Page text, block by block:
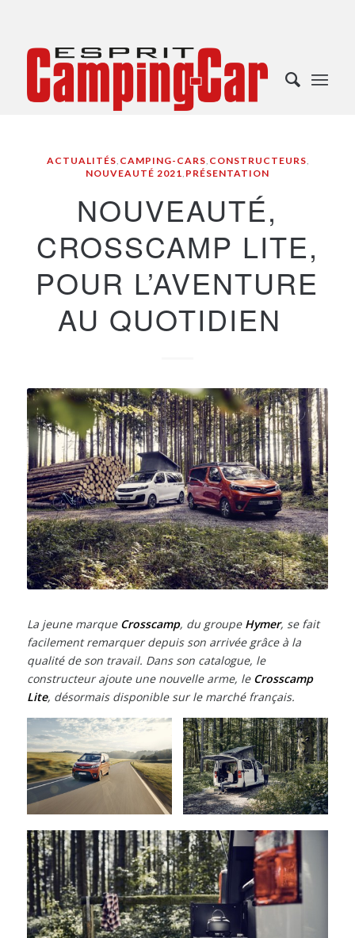
ACTUALITÉS, CAMPING-CARS, CONSTRUCTEURS,
NOUVEAUTÉ 2021, PRÉSENTATION
NOUVEAUTÉ,
CROSSCAMP LITE,
POUR L’AVENTURE
AU QUOTIDIEN
La jeune marque Crosscamp, du groupe Hymer, se fait
facilement remarquer depuis son arrivée grâce à la
qualité de son travail. Dans son catalogue, le
constructeur ajoute une nouvelle arme, le Crosscamp
Lite, désormais disponible sur le marché français.